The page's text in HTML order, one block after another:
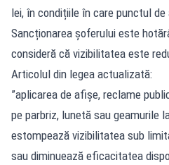
lei, în condițiile în care punctul de
Sancționarea șoferului este
consideră că vizibilitatea este
Articolul din legea actualizată:
”aplicarea de afişe, reclame
pe parbriz, lunetă sau geamurile
estompează vizibilitatea sub
sau diminuează eficacitatea